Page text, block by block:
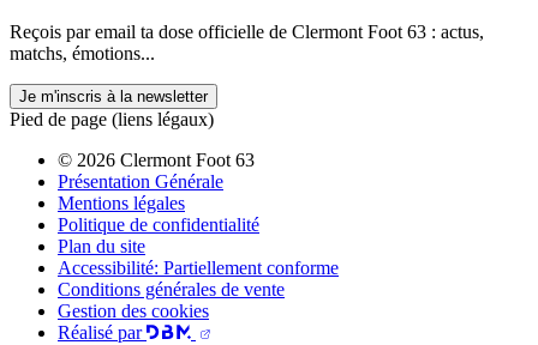
Reçois par email ta dose officielle de Clermont Foot 63 : actus,
matchs, émotions...
Je m'inscris à la newsletter
Pied de page (liens légaux)
© 2026 Clermont Foot 63
Présentation Générale
Mentions légales
Politique de confidentialité
Plan du site
Accessibilité: Partiellement conforme
Conditions générales de vente
Gestion des cookies
Réalisé par